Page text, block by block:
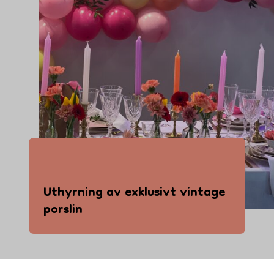
Uthyrning av exklusivt vintage
porslin